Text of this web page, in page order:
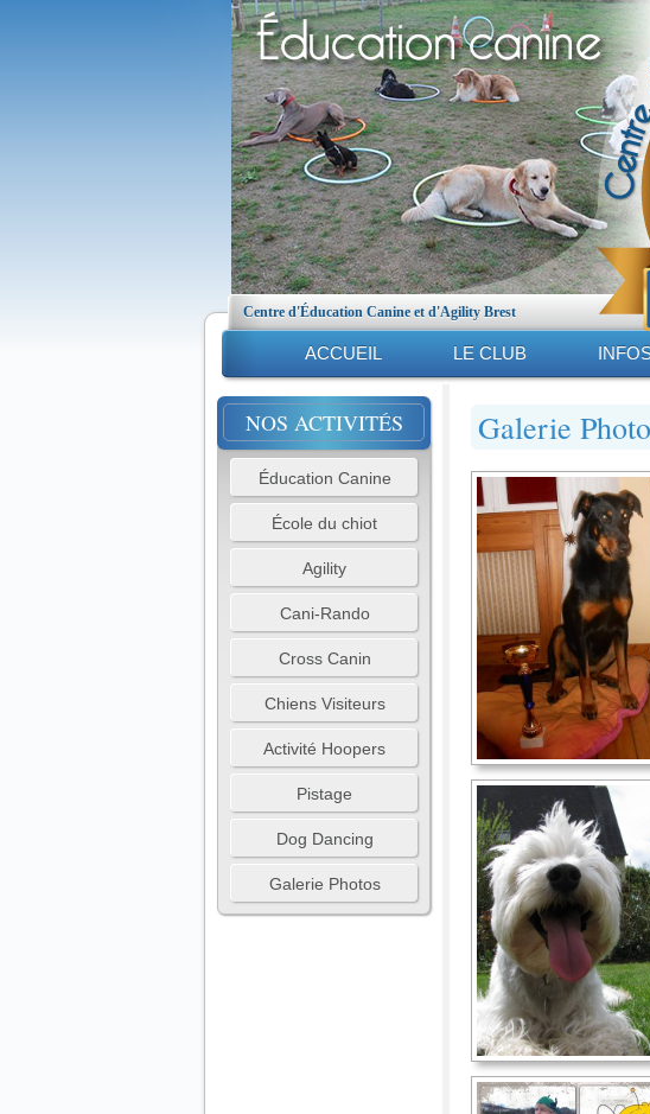
Centre d'Éducation Canine et d'Agility Brest
ACCUEIL LE CLUB
NOS ACTIVITÉS
Éducation Canine
École du chiot
Agility
Cani-Rando
Cross Canin
Chiens Visiteurs
Activité Hoopers
Pistage
Dog Dancing
Galerie Photos
Galerie